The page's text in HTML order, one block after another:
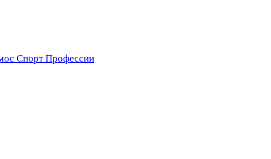
Спорт Профессии